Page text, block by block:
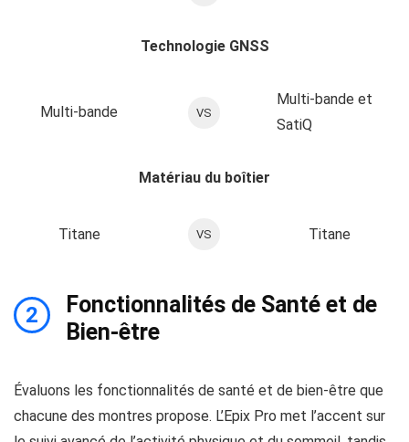
Technologie GNSS
Multi-bande VS
Multi-bande et
SatiQ
Matériau du boîtier
Titane VS Titane
2
Fonctionnalités de Santé et de
Bien-être
Évaluons les fonctionnalités de santé et de bien-être que
chacune des montres propose. L’Epix Pro met l’accent sur